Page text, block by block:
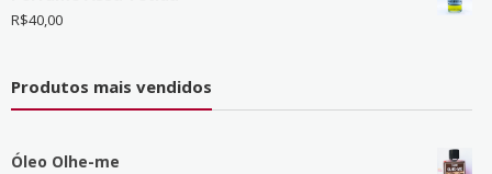
R$40,00
Produtos mais vendidos
Óleo Olhe-me